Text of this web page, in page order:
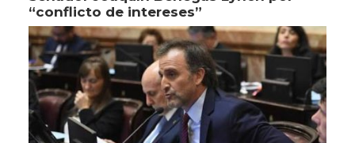
“conflicto de intereses”